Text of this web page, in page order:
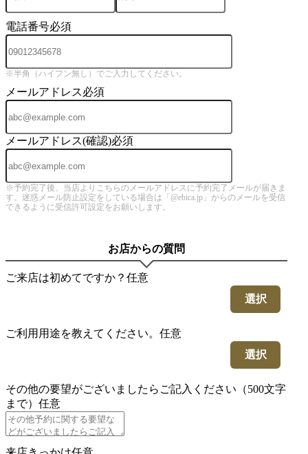
電話番号必須
※半角（ハイフン無し）でご入力してください。
メールアドレス必須
メールアドレス(確認)必須
※予約完了後、当店よりこちらのメールアドレスに予約完了メールが届きま
す。迷惑メール防止設定をしている場合は「@ebica.jp」からのメールを受信
できるように受信許可設定をお願いします。
お店からの質問
ご来店は初めてですか？ 任意
選択
ご利用用途を教えてください。 任意
選択
その他の要望がございましたらご記入ください（500文字
まで） 任意